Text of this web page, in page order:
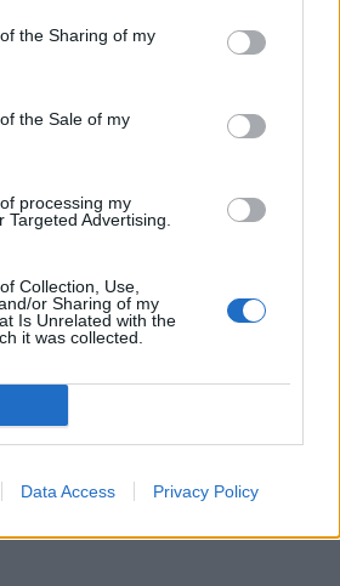
the Sharing of my
the Sale of my
processing my
Targeted Advertising.
Collection, Use,
or Sharing of my
Is Unrelated with the
it was collected.
Data Access Privacy Policy
de Poiares aproxima
do trabalho
regressa ao
Martins durante o mês